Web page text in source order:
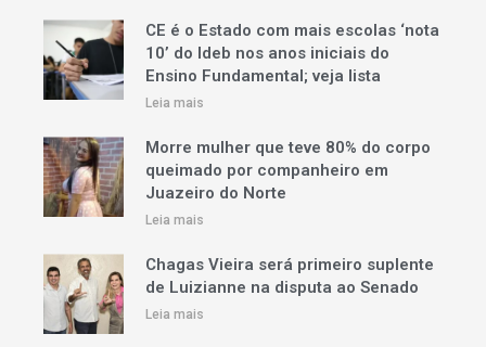
CE é o Estado com mais escolas ‘nota
10’ do Ideb nos anos iniciais do
Ensino Fundamental; veja lista
Leia mais
Morre mulher que teve 80% do corpo
queimado por companheiro em
Juazeiro do Norte
Leia mais
Chagas Vieira será primeiro suplente
de Luizianne na disputa ao Senado
Leia mais